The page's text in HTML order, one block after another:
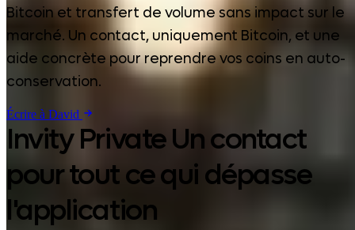
Bitcoin et transfert de volume sans impact sur le
marché. Un contact, uniquement Bitcoin, et une
aide concrète pour reprendre vos coins en auto-
conservation.
Écrire à David
Invity Private Un contact
pour tout ce qui dépasse
l'application